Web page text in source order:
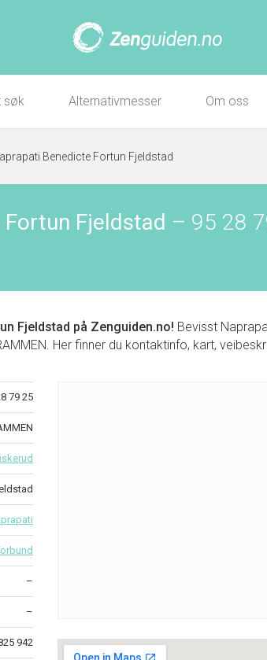
søk Alternativmesser Om oss
Benedicte Fortun Fjeldstad
Fjeldstad – 95 28
Fjeldstad på Zenguiden.no! Bevisst
Her finner du kontaktinfo, kart,
79 25
–
–
942